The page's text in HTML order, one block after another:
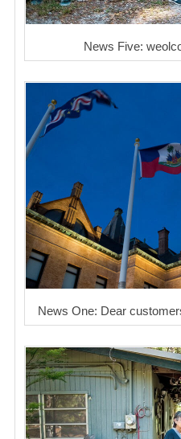
News Five:
News One: Dear